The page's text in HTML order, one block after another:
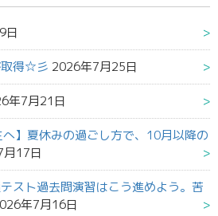
日
取得☆彡 2026年7月25日
年7月21日
へ】夏休みの過ごし方で、10月以降の
17日
スト過去問演習はこう進めよう。苦
年7月16日